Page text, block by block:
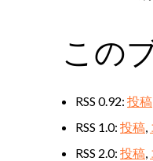
この
RSS 0.92: 投稿
RSS 1.0: 投稿,
RSS 2.0: 投稿,